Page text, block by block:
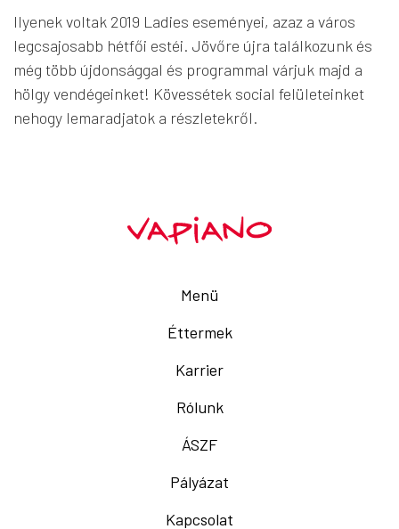
Ilyenek voltak 2019 Ladies eseményei, azaz a város
legcsajosabb hétfői estéi. Jövőre újra találkozunk és
még több újdonsággal és programmal várjuk majd a
hölgy vendégeinket! Kövessétek social felületeinket
nehogy lemaradjatok a részletekről.
Menü
Éttermek
Karrier
Rólunk
ÁSZF
Pályázat
Kapcsolat